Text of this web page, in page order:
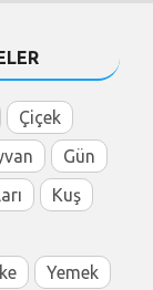
Çiçek
Gün
Kuş
Yemek